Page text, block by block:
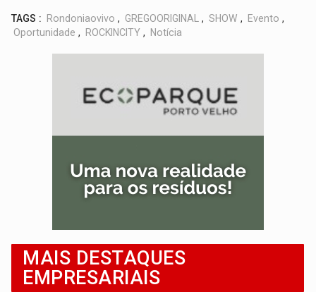
TAGS : Rondoniaovivo , GREGOORIGINAL , SHOW , Evento ,
Oportunidade , ROCKINCITY , Notícia
MAIS DESTAQUES
EMPRESARIAIS